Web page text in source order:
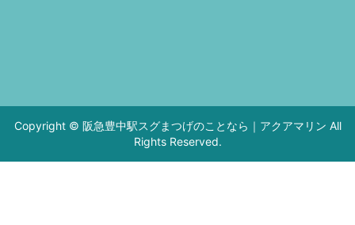
Copyright © 阪急豊中駅スグまつげのことなら｜アクアマリン All
Rights Reserved.